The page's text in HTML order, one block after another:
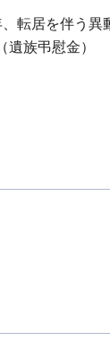
転居を伴う異
遺族弔慰金）